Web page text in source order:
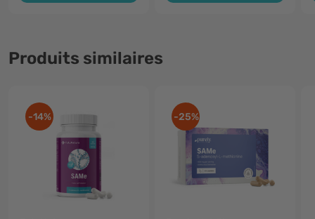
Produits similaires
-14% -25%